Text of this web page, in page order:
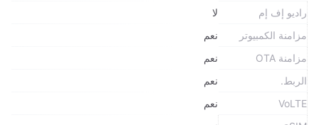
راديو إف إم
لا
مزامنة الكمبيوتر
نعم
مزامنة OTA
نعم
الربط.
نعم
VoLTE
نعم